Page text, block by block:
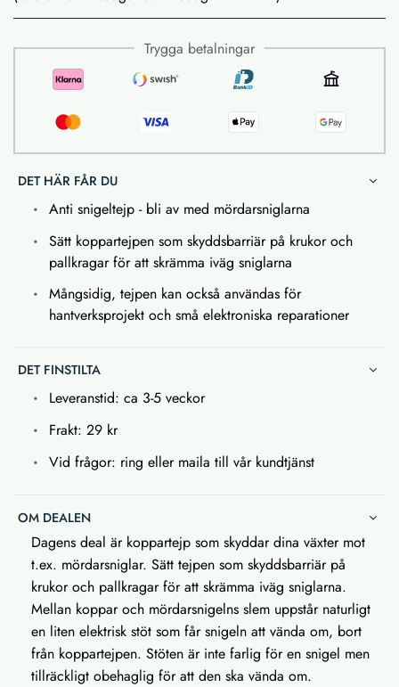
Trygga betalningar
DET HÄR FÅR DU
Anti snigeltejp - bli av med mördarsniglarna
Sätt koppartejpen som skyddsbarriär på krukor och
pallkragar för att skrämma iväg sniglarna
Mångsidig, tejpen kan också användas för
hantverksprojekt och små elektroniska reparationer
DET FINSTILTA
Leveranstid: ca 3-5 veckor
Frakt: 29 kr
Vid frågor: ring eller maila till vår kundtjänst
OM DEALEN
Dagens deal är koppartejp som skyddar dina växter mot
t.ex. mördarsniglar. Sätt tejpen som skyddsbarriär på
krukor och pallkragar för att skrämma iväg sniglarna.
Mellan koppar och mördarsnigelns slem uppstår naturligt
en liten elektrisk stöt som får snigeln att vända om, bort
från koppartejpen. Stöten är inte farlig för en snigel men
tillräckligt obehaglig för att den ska vända om.